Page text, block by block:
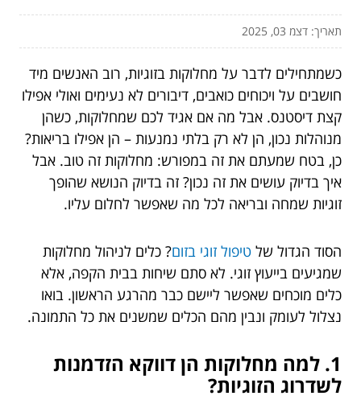
תאריך: דצמ 03, 2025
כשמתחילים לדבר על מחלוקות בזוגיות, רוב האנשים מיד
חושבים על ויכוחים כואבים, דיבורים לא נעימים ואולי אפילו
קצת דיסטנס. אבל מה אם אגיד לכם שמחלוקות, כשהן
מנוהלות נכון, הן לא רק בלתי נמנעות – הן אפילו בריאות?
כן, בטח שמעתם את זה במפורש: מחלוקות זה טוב. אבל
איך בדיוק עושים את זה נכון? זה בדיוק הנושא שהופך
זוגיות שמחה ובריאה לכל מה שאפשר לחלום עליו.
הסוד הגדול של טיפול זוגי בזום? כלים לניהול מחלוקות
שמגיעים בייעוץ זוגי. לא סתם שיחות בבית הקפה, אלא
כלים מוכחים שאפשר ליישם כבר מהרגע הראשון. בואו
נצלול לעומק ונבין מהם הכלים שמשנים את כל התמונה.
1. למה מחלוקות הן דווקא הזדמנות
לשדרוג הזוגיות?